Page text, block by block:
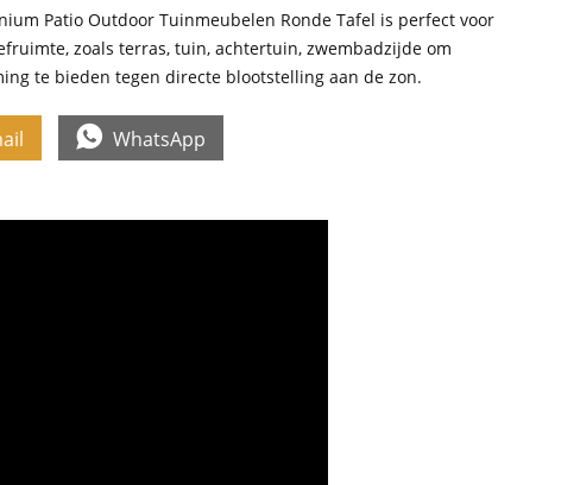
Patio Outdoor Tuinmeubelen Ronde Tafel is perfect voor
zoals terras, tuin, achtertuin, zwembadzijde om
te bieden tegen directe blootstelling aan de zon.
 WhatsApp